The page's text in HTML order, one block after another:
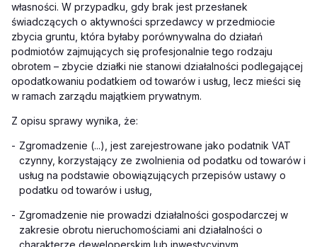
własności. W przypadku, gdy brak jest przesłanek
świadczących o aktywności sprzedawcy w przedmiocie
zbycia gruntu, która byłaby porównywalna do działań
podmiotów zajmujących się profesjonalnie tego rodzaju
obrotem – zbycie działki nie stanowi działalności podlegającej
opodatkowaniu podatkiem od towarów i usług, lecz mieści się
w ramach zarządu majątkiem prywatnym.
Z opisu sprawy wynika, że:
- Zgromadzenie (...), jest zarejestrowane jako podatnik VAT
czynny, korzystający ze zwolnienia od podatku od towarów i
usług na podstawie obowiązujących przepisów ustawy o
podatku od towarów i usług,
- Zgromadzenie nie prowadzi działalności gospodarczej w
zakresie obrotu nieruchomościami ani działalności o